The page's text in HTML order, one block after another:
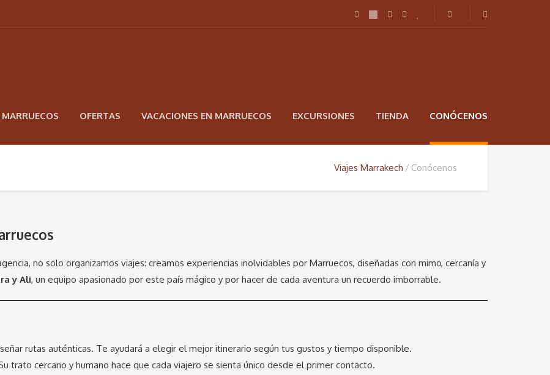
OFERTAS VACACIONES EN MARRUECOS EXCURSIONES TIENDA CONÓCENOS
Viajes Marrakech Conócenos
no solo organizamos viajes: creamos experiencias inolvidables por Marruecos, diseñadas con mimo, cercanía y
y Ali, un equipo apasionado por este país mágico y por hacer de cada aventura un recuerdo imborrable.
rutas auténticas. Te ayudará a elegir el mejor itinerario según tus gustos y tiempo disponible.
trato cercano y humano hace que cada viajero se sienta único desde el primer contacto.